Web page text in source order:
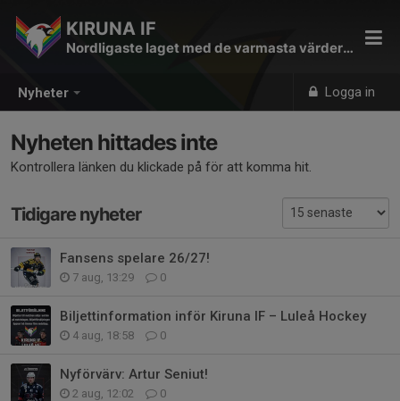
Nyheter Logga in
KIRUNA IF
Nordligaste laget med de varmasta värderingarna
Nyheten hittades inte
Kontrollera länken du klickade på för att komma hit.
Tidigare nyheter
Fansens spelare 26/27!
7 aug, 13:29 0
Biljettinformation inför Kiruna IF – Luleå Hockey
4 aug, 18:58 0
Nyförvärv: Artur Seniut!
2 aug, 12:02 0